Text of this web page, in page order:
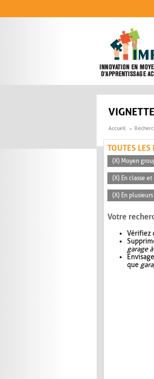
Accueil
TOUTES
(X) Moyen
(X) En classe et
(X) En
Votre
Vérifiez
garage
que